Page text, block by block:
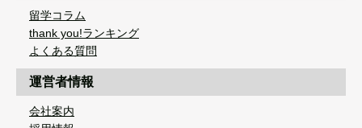
留学コラム
thank you!ランキング
よくある質問
運営者情報
会社案内